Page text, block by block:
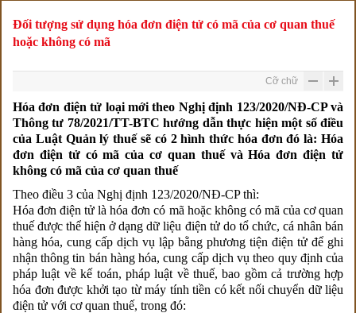
Đối tượng sử dụng hóa đơn điện tử có mã của cơ quan thuế
hoặc không có mã
Cỡ chữ
Hóa đơn điện tử loại mới theo Nghị định 123/2020/NĐ-CP và
Thông tư 78/2021/TT-BTC hướng dẫn thực hiện một số điều
của Luật Quản lý thuế sẽ có 2 hình thức hóa đơn đó là: Hóa
đơn điện tử có mã của cơ quan thuế và Hóa đơn điện tử
không có mã của cơ quan thuế
Theo điều 3 của Nghị định 123/2020/NĐ-CP thì:
Hóa đơn điện tử là hóa đơn có mã hoặc không có mã của cơ quan
thuế được thể hiện ở dạng dữ liệu điện tử do tổ chức, cá nhân bán
hàng hóa, cung cấp dịch vụ lập bằng phương tiện điện tử để ghi
nhận thông tin bán hàng hóa, cung cấp dịch vụ theo quy định của
pháp luật về kế toán, pháp luật về thuế, bao gồm cả trường hợp
hóa đơn được khởi tạo từ máy tính tiền có kết nối chuyển dữ liệu
điện tử với cơ quan thuế, trong đó: